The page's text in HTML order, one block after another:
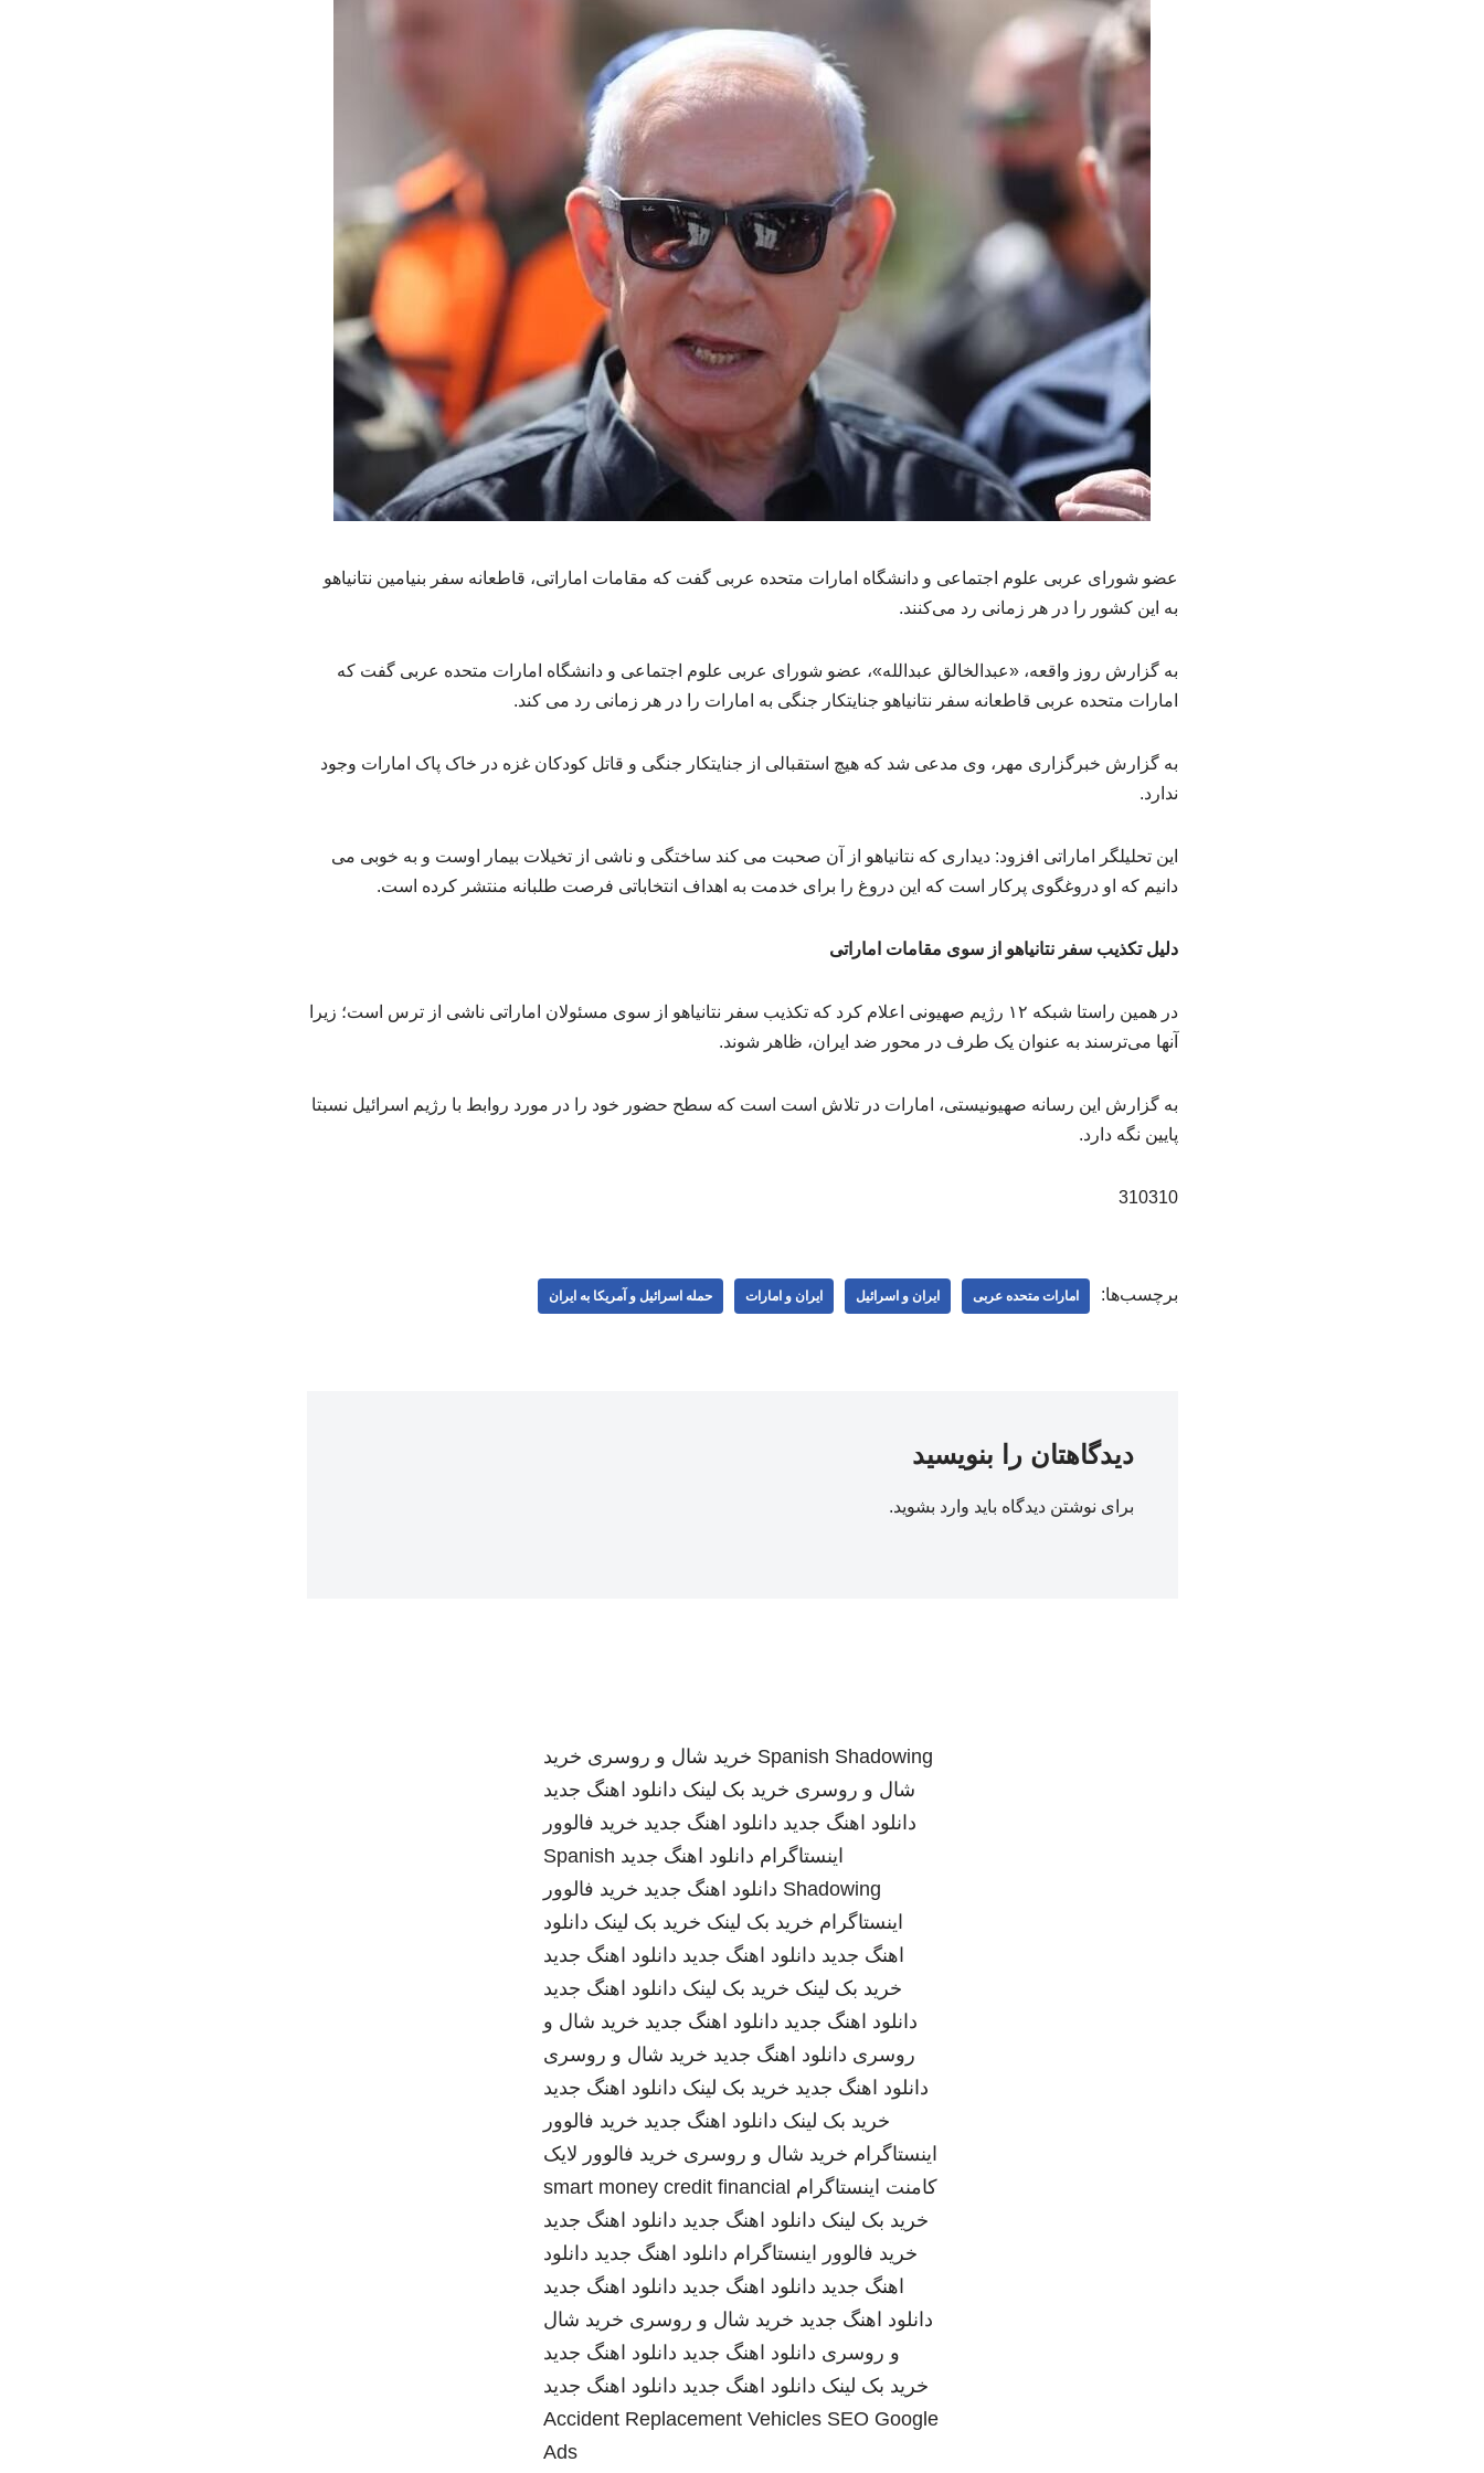
عضو شورای عربی علوم اجتماعی و دانشگاه امارات متحده عربی گفت که مقامات اماراتی، قاطعانه سفر بنیامین نتانیاهو
به این کشور را در هر زمانی رد می‌کنند.
به گزارش روز واقعه، «عبدالخالق عبدالله»، عضو شورای عربی علوم اجتماعی و دانشگاه امارات متحده عربی گفت که
امارات متحده عربی قاطعانه سفر نتانیاهو جنایتکار جنگی به امارات را در هر زمانی رد می کند.
به گزارش خبرگزاری مهر، وی مدعی شد که هیچ استقبالی از جنایتکار جنگی و قاتل کودکان غزه در خاک پاک امارات وجود
ندارد.
این تحلیلگر اماراتی افزود: دیداری که نتانیاهو از آن صحبت می کند ساختگی و ناشی از تخیلات بیمار اوست و به خوبی می
دانیم که او دروغگوی پرکار است که این دروغ را برای خدمت به اهداف انتخاباتی فرصت طلبانه منتشر کرده است.
دلیل تکذیب سفر نتانیاهو از سوی مقامات اماراتی
در همین راستا شبکه ۱۲ رژیم صهیونی اعلام کرد که تکذیب سفر نتانیاهو از سوی مسئولان اماراتی‌ ناشی از ترس است؛ زیرا
آنها می‌ترسند به عنوان یک طرف در محور ضد ایران، ظاهر شوند.
به گزارش این رسانه صهیونیستی، امارات در تلاش است است که سطح حضور خود را در مورد روابط با رژیم اسرائیل نسبتا
پایین نگه دارد.
310310
برچسب‌ها: امارات متحده عربی ایران و اسرائیل ایران و امارات حمله اسرائیل و آمریکا به ایران
دیدگاهتان را بنویسید
برای نوشتن دیدگاه باید وارد بشوید.
Spanish Shadowing خرید شال و روسری خرید
شال و روسری خرید بک لینک دانلود اهنگ جدید
دانلود اهنگ جدید دانلود اهنگ جدید خرید فالوور
اینستاگرام دانلود اهنگ جدید Spanish
Shadowing دانلود اهنگ جدید خرید فالوور
اینستاگرام خرید بک لینک خرید بک لینک دانلود
اهنگ جدید دانلود اهنگ جدید دانلود اهنگ جدید
خرید بک لینک خرید بک لینک دانلود اهنگ جدید
دانلود اهنگ جدید دانلود اهنگ جدید خرید شال و
روسری دانلود اهنگ جدید خرید شال و روسری
دانلود اهنگ جدید خرید بک لینک دانلود اهنگ جدید
خرید بک لینک دانلود اهنگ جدید خرید فالوور
اینستاگرام خرید شال و روسری خرید فالوور لایک
کامنت اینستاگرام smart money credit financial
خرید بک لینک دانلود اهنگ جدید دانلود اهنگ جدید
خرید فالوور اینستاگرام دانلود اهنگ جدید دانلود
اهنگ جدید دانلود اهنگ جدید دانلود اهنگ جدید
دانلود اهنگ جدید خرید شال و روسری خرید شال
و روسری دانلود اهنگ جدید دانلود اهنگ جدید
خرید بک لینک دانلود اهنگ جدید دانلود اهنگ جدید
Accident Replacement Vehicles SEO Google
Ads